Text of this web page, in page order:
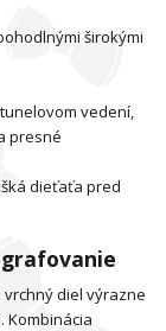
širokými
vedení,
presné
dieťaťa pred
diel výrazne
Kombinácia